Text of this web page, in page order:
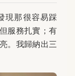
現那很容易踩
服務扎實；有
。我歸納出三